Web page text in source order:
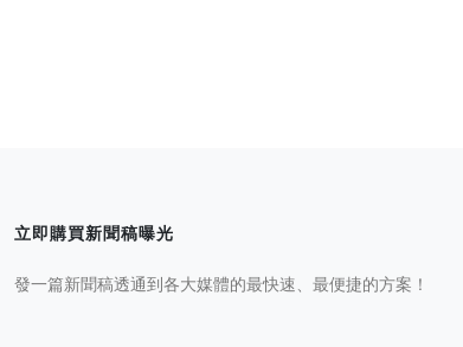
立即購買新聞稿曝光
發一篇新聞稿透通到各大媒體的最快速、最便捷的方案！